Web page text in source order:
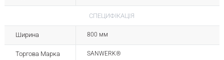
СПЕЦИФІКАЦІЯ
Ширина 800 мм
Торгова Марка SANWERK®